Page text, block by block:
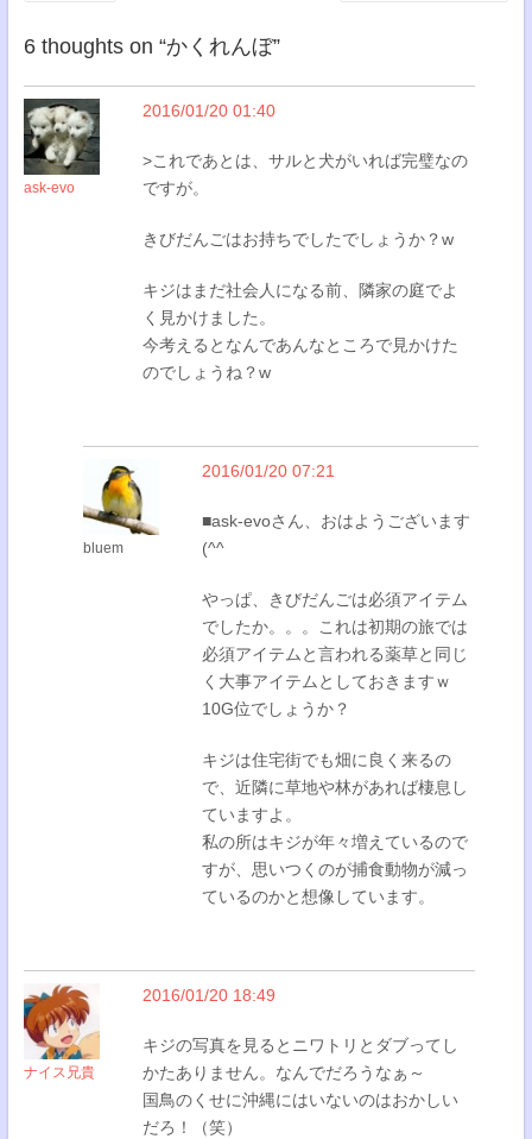
6 thoughts on “かくれんぼ”
ask-evo
2016/01/20 01:40
>これであとは、サルと犬がいれば完璧なの
ですが。
きびだんごはお持ちでしたでしょうか？w
キジはまだ社会人になる前、隣家の庭でよ
く見かけました。
今考えるとなんであんなところで見かけた
のでしょうね？w
bluem
2016/01/20 07:21
■ask-evoさん、おはようございます
(^^
やっぱ、きびだんごは必須アイテム
でしたか。。。これは初期の旅では
必須アイテムと言われる薬草と同じ
く大事アイテムとしておきますｗ
10G位でしょうか？
キジは住宅街でも畑に良く来るの
で、近隣に草地や林があれば棲息し
ていますよ。
私の所はキジが年々増えているので
すが、思いつくのが捕食動物が減っ
ているのかと想像しています。
ナイス兄貴
2016/01/20 18:49
キジの写真を見るとニワトリとダブってし
かたありません。なんでだろうなぁ～
国鳥のくせに沖縄にはいないのはおかしい
だろ！（笑）